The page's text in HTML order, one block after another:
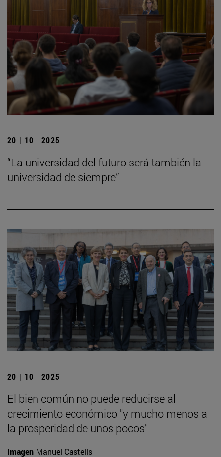
20 | 10 | 2025
“La universidad del futuro será también la
universidad de siempre”
20 | 10 | 2025
El bien común no puede reducirse al
crecimiento económico "y mucho menos a
la prosperidad de unos pocos"
Imagen Manuel Castells